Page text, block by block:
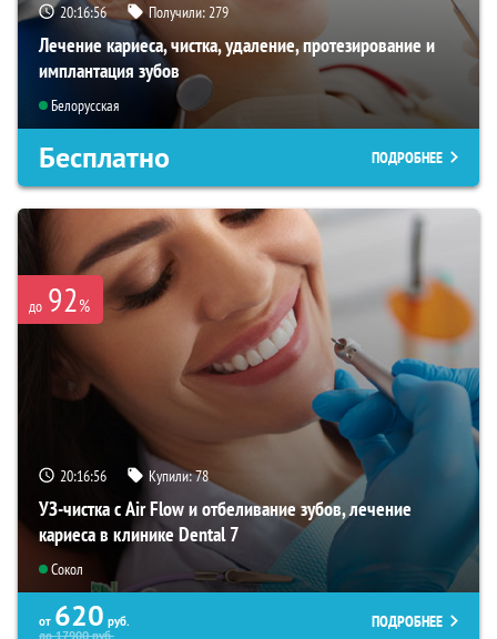
20:16:55 Получили:279
Лечение кариеса, чистка, удаление, протезирование и
имплантация зубов
Белорусская
Бесплатно ПОДРОБНЕЕ
до 92%
20:16:55 Купили:78
УЗ-чистка с Air Flow и отбеливание зубов, лечение
кариеса в клинике Dental 7
Сокол
от 620 руб.
до17900руб.
ПОДРОБНЕЕ